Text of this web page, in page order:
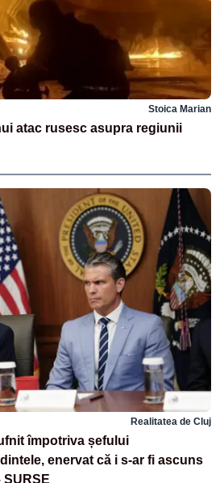
Stoica Marian
atac rusesc asupra regiunii
Realitatea de Cluj
împotriva șefului
enervat că i s-ar fi ascuns